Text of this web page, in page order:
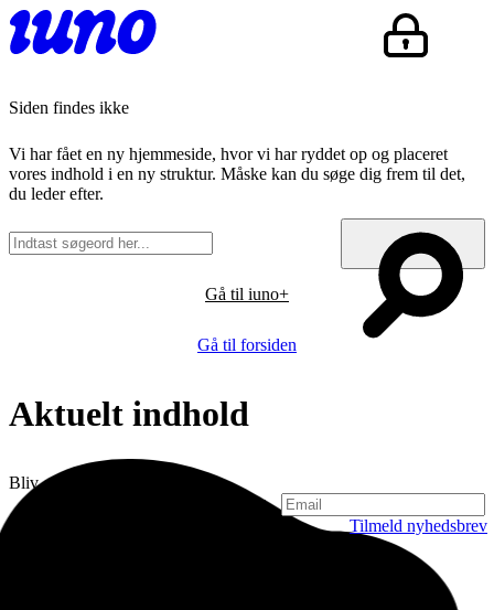
Siden findes ikke
Vi har fået en ny hjemmeside, hvor vi har ryddet op og placeret
vores indhold i en ny struktur. Måske kan du søge dig frem til det,
du leder efter.
Gå til iuno+
Gå til forsiden
Aktuelt indhold
Bliv opdateret
Tilmeld nyhedsbrev